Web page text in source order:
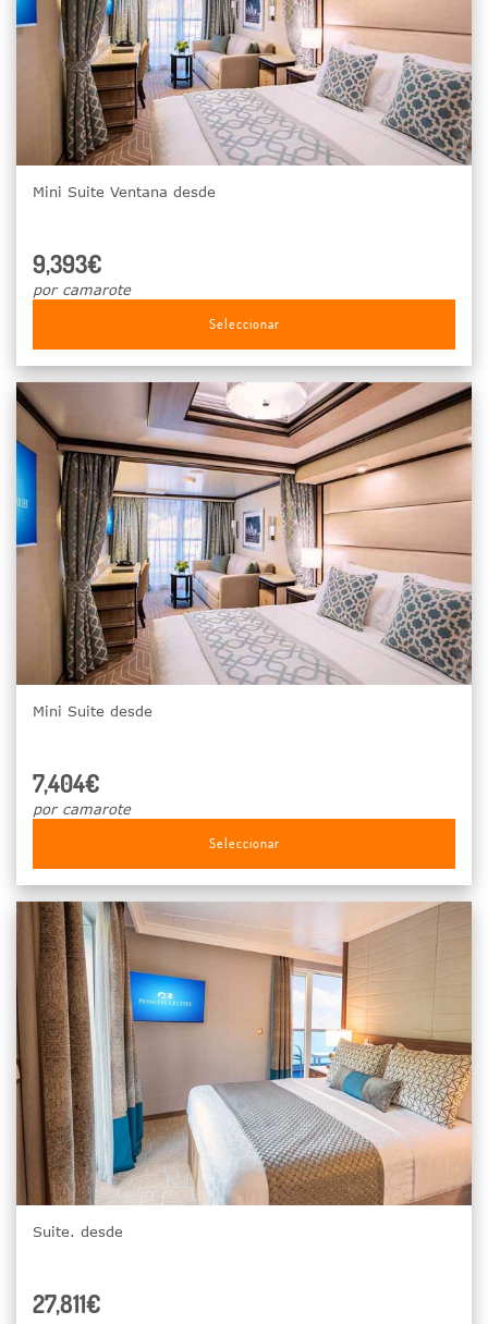
Mini Suite Ventana desde
9,393€
por camarote
Seleccionar
Mini Suite desde
7,404€
por camarote
Seleccionar
Suite. desde
27,811€